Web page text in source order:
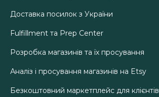
Доставка посилок з України
Fulfillment та Prep Center
Розробка магазинів та їх просування
Аналіз і просування магазинів на Etsy
Безкоштовний маркетплейс для клієнтів